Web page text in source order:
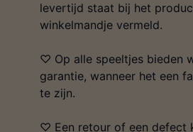
levertijd staat bij het
winkelmandje vermeld.
♡ Op alle speeltjes bieden
garantie, wanneer het een
te zijn.
♡ Een retour of een defect